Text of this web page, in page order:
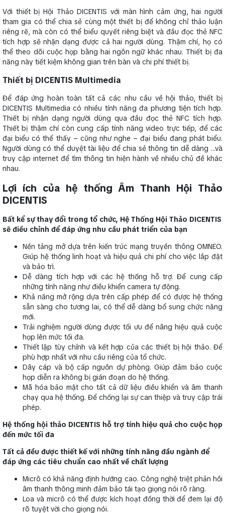
Với thiết bị Hội Thảo DICENTIS với màn hình cảm ứng, hai người
tham gia có thể chia sẻ cùng một thiết bị để không chỉ thảo luận
riêng rẽ, mà còn có thể biểu quyết riêng biệt và đầu đọc thẻ NFC
tích hợp sẽ nhận dạng được cả hai người dùng. Thậm chí, họ có
thể theo dõi cuộc họp bằng hai ngôn ngữ khác nhau. Thiết bị đa
năng này tiết kiệm không gian trên bàn và chi phí thiết bị.
Thiết bị DICENTIS Multimedia
Để đáp ứng hoàn toàn tất cả các nhu cầu về hội thảo, thiết bị
DICENTIS Multimedia có nhiều tính năng đa phương tiện tích hợp.
Thiết bị nhận dạng người dùng qua đầu đọc thẻ NFC tích hợp.
Thiết bị thậm chí còn cung cấp tính năng video trực tiếp, để các
đại biểu có thể thấy – cũng như nghe – đại biểu đang phát biểu.
Người dùng có thể duyệt tài liệu để chia sẻ thông tin dễ dàng …và
truy cập internet để tìm thông tin hiện hành về nhiều chủ đề khác
nhau.
Lợi ích của hệ thống Âm Thanh Hội Thảo
DICENTIS
Bất kể sự thay đổi trong tổ chức, Hệ Thống Hội Thảo DICENTIS
sẽ điều chỉnh để đáp ứng nhu cầu phát triển của bạn
Nền tảng mở dựa trên kiến trúc mạng truyền thông OMNEO.
Giúp hệ thống linh hoạt và hiệu quả chi phí cho việc lắp đặt
và bảo trì.
Dễ dàng tích hợp với các hệ thống hỗ trợ. Để cung cấp
những tính năng như điều khiển camera tự động.
Khả năng mở rộng dựa trên cấp phép để có được hệ thống
sẵn sàng cho tương lai, có thể dễ dàng bổ sung chức năng
mới.
Trải nghiệm người dùng được tối ưu để nâng hiệu quả cuộc
họp lên mức tối đa.
Thiết lập tùy chỉnh và kết hợp của các thiết bị hội thảo. Để
phù hợp nhất với nhu cầu riêng của tổ chức.
Dây cáp và bộ cấp nguồn dự phòng. Giúp đảm bảo cuộc
họp diễn ra không bị gián đoạn do hệ thống.
Mã hóa bảo mật cho tất cả dữ liệu điều khiển và âm thanh
chạy qua hệ thống. Để chống lại sự can thiệp và truy cập trái
phép.
Hệ thống hội thảo DICENTIS hỗ trợ tính hiệu quả cho cuộc họp
đến mức tối đa
Tất cả đều được thiết kế với những tính năng đầu ngành để
đáp ứng các tiêu chuẩn cao nhất về chất lượng
Micrô có khả năng định hướng cao. Công nghệ triệt phản hồi
âm thanh thông minh đảm bảo tái tạo giọng nói rõ ràng.
Loa và micrô có thể được kích hoạt đồng thời để đem lại độ
rõ tuyệt vời cho giọng nói.